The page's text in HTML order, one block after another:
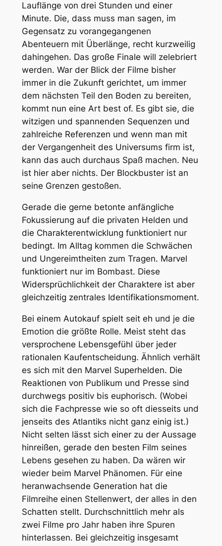
Lauflänge von drei Stunden und einer
Minute. Die, dass muss man sagen, im
Gegensatz zu vorangegangenen
Abenteuern mit Überlänge, recht kurzweilig
dahingehen. Das große Finale will zelebriert
werden. War der Blick der Filme bisher
immer in die Zukunft gerichtet, um immer
dem nächsten Teil den Boden zu bereiten,
kommt nun eine Art best of. Es gibt sie, die
witzigen und spannenden Sequenzen und
zahlreiche Referenzen und wenn man mit
der Vergangenheit des Universums firm ist,
kann das auch durchaus Spaß machen. Neu
ist hier aber nichts. Der Blockbuster ist an
seine Grenzen gestoßen.
Gerade die gerne betonte anfängliche
Fokussierung auf die privaten Helden und
die Charakterentwicklung funktioniert nur
bedingt. Im Alltag kommen die Schwächen
und Ungereimtheiten zum Tragen. Marvel
funktioniert nur im Bombast. Diese
Widersprüchlichkeit der Charaktere ist aber
gleichzeitig zentrales Identifikationsmoment.
Bei einem Autokauf spielt seit eh und je die
Emotion die größte Rolle. Meist steht das
versprochene Lebensgefühl über jeder
rationalen Kaufentscheidung. Ähnlich verhält
es sich mit den Marvel Superhelden. Die
Reaktionen von Publikum und Presse sind
durchwegs positiv bis euphorisch. (Wobei
sich die Fachpresse wie so oft diesseits und
jenseits des Atlantiks nicht ganz einig ist.)
Nicht selten lässt sich einer zu der Aussage
hinreißen, gerade den besten Film seines
Lebens gesehen zu haben. Da wären wir
wieder beim Marvel Phänomen. Für eine
heranwachsende Generation hat die
Filmreihe einen Stellenwert, der alles in den
Schatten stellt. Durchschnittlich mehr als
zwei Filme pro Jahr haben ihre Spuren
hinterlassen. Bei gleichzeitig insgesamt